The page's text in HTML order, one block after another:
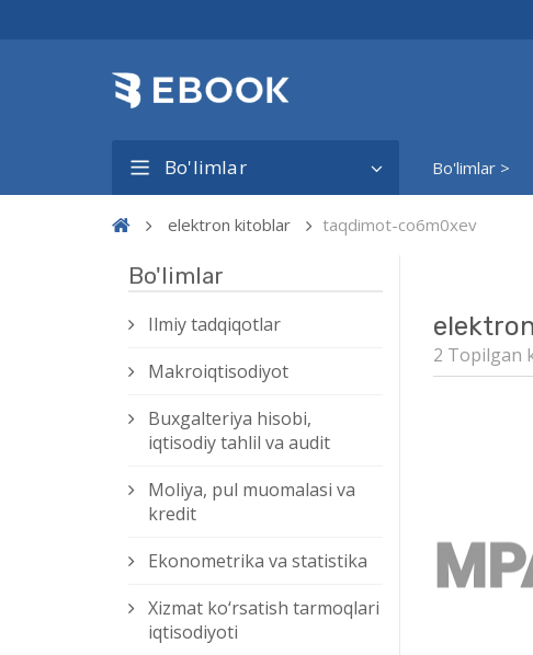
Bo'limlar Bo'limlar >
elektron kitoblar taqdimot-co6m0xev
Bo'limlar
Ilmiy tadqiqotlar
Makroiqtisodiyot
Buxgalteriya hisobi,
iqtisodiy tahlil va audit
Moliya, pul muomalasi va
kredit
Ekonometrika va statistika
Xizmat kо‘rsatish tarmoqlari
iqtisodiyoti
2 Topilgan